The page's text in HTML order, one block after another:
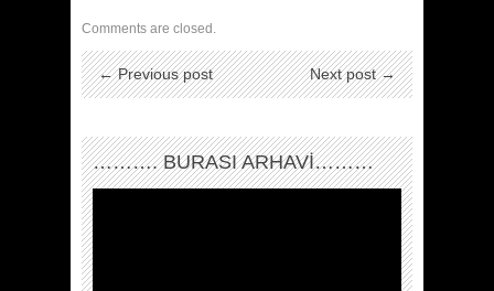
Comments are closed.
← Previous post Next post →
………. BURASI ARHAVİ………